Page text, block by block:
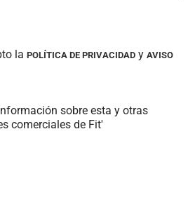
la POLÍTICA DE PRIVACIDAD y AVISO
sobre esta y otras
comerciales de Fit'